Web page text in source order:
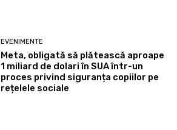
EVENIMENTE
Meta, obligată să plătească aproape
1 miliard de dolari în SUA într-un
proces privind siguranța copiilor pe
rețelele sociale